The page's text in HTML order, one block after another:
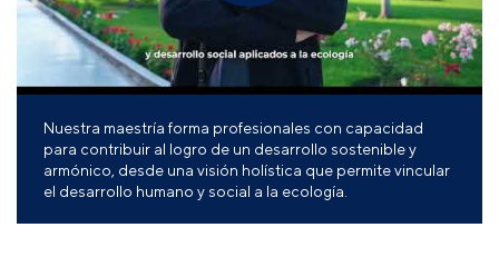
Nuestra maestría forma profesionales con capacidad
para contribuir al logro de un desarrollo sostenible y
armónico, desde una visión holística que permite vincular
el desarrollo humano y social a la ecología.